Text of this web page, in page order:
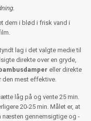
dem i blød i frisk vand i
lag i det valgte medie til
direkte over en gryde,
bambusdamper eller direkte
den mest effektive.
låg på og vente 25 min.
20-25 min. Målet er, at
næsten gennemsigtige og -